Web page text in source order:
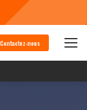
Contactez-nous